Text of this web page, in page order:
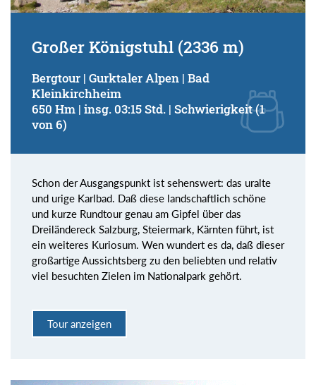
Großer Königstuhl (2336 m)
Bergtour | Gurktaler Alpen | Bad
Kleinkirchheim
650 Hm | insg. 03:15 Std. | Schwierigkeit (1
von 6)
Schon der Ausgangspunkt ist sehenswert: das uralte
und urige Karlbad. Daß diese landschaftlich schöne
und kurze Rundtour genau am Gipfel über das
Dreiländereck Salzburg, Steiermark, Kärnten führt, ist
ein weiteres Kuriosum. Wen wundert es da, daß dieser
großartige Aussichtsberg zu den beliebten und relativ
viel besuchten Zielen im Nationalpark gehört.
Tour anzeigen